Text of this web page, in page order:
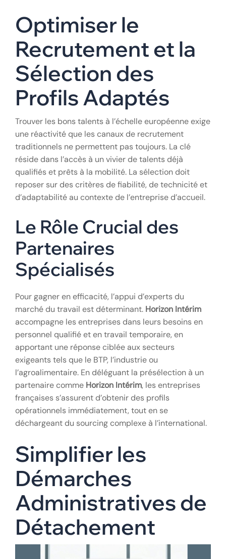
Optimiser le
Recrutement et la
Sélection des
Profils Adaptés
Trouver les bons talents à l’échelle européenne exige
une réactivité que les canaux de recrutement
traditionnels ne permettent pas toujours. La clé
réside dans l’accès à un vivier de talents déjà
qualifiés et prêts à la mobilité. La sélection doit
reposer sur des critères de fiabilité, de technicité et
d’adaptabilité au contexte de l’entreprise d’accueil.
Le Rôle Crucial des
Partenaires
Spécialisés
Pour gagner en efficacité, l’appui d’experts du
marché du travail est déterminant. Horizon Intérim
accompagne les entreprises dans leurs besoins en
personnel qualifié et en travail temporaire, en
apportant une réponse ciblée aux secteurs
exigeants tels que le BTP, l’industrie ou
l’agroalimentaire. En déléguant la présélection à un
partenaire comme Horizon Intérim, les entreprises
françaises s’assurent d’obtenir des profils
opérationnels immédiatement, tout en se
déchargeant du sourcing complexe à l’international.
Simplifier les
Démarches
Administratives de
Détachement